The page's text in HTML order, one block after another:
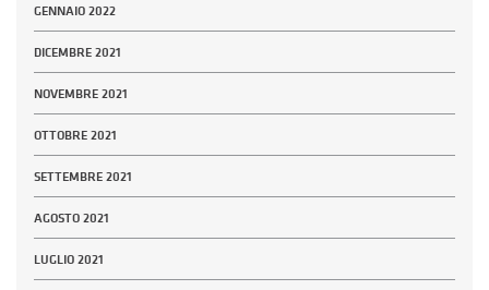
GENNAIO 2022
DICEMBRE 2021
NOVEMBRE 2021
OTTOBRE 2021
SETTEMBRE 2021
AGOSTO 2021
LUGLIO 2021